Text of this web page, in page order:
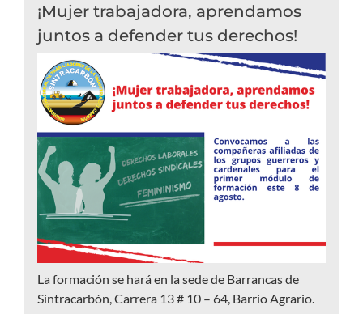
¡Mujer trabajadora, aprendamos
juntos a defender tus derechos!
La formación se hará en la sede de Barrancas de
Sintracarbón, Carrera 13 # 10 – 64, Barrio Agrario.